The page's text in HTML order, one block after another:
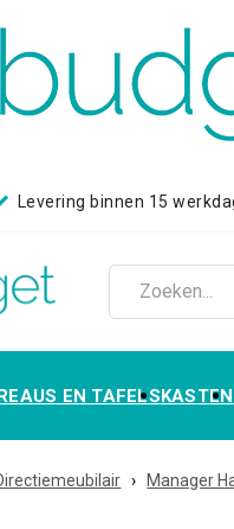
Levering binnen 15
EN TAFELSKASTEN
› Manager